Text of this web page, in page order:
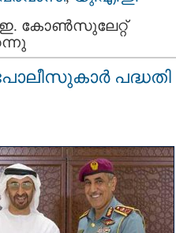
കോണ്‍സുലേറ്റ്
പദ്ധതി